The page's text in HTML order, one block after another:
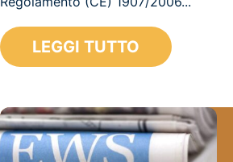
LEGGI TUTTO